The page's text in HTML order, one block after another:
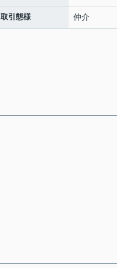
取引態様 仲介